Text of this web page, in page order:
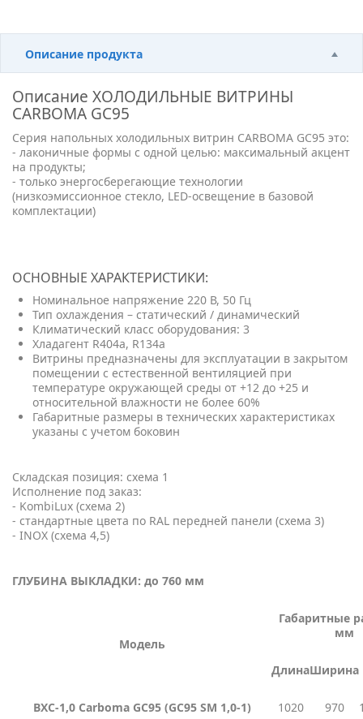
Описание продукта
Описание ХОЛОДИЛЬНЫЕ ВИТРИНЫ
CARBOMA GC95
Серия напольных холодильных витрин CARBOMA GC95 это:
- лаконичные формы с одной целью: максимальный акцент
на продукты;
- только энергосберегающие технологии
(низкоэмиссионное стекло, LED-освещение в базовой
комплектации)
ОСНОВНЫЕ ХАРАКТЕРИСТИКИ:
Номинальное напряжение 220 В, 50 Гц
Тип охлаждения – статический / динамический
Климатический класс оборудования: 3
Хладагент R404a, R134a
Витрины предназначены для эксплуатации в закрытом
помещении с естественной вентиляцией при
температуре окружающей среды от +12 до +25 и
относительной влажности не более 60%
Габаритные размеры в технических характеристиках
указаны с учетом боковин
Складская позиция: схема 1
Исполнение под заказ:
- KombiLux (схема 2)
- стандартные цвета по RAL передней панели (схема 3)
- INOX (схема 4,5)
ГЛУБИНА ВЫКЛАДКИ: до 760 мм
Модель
Габаритные
мм
ДлинаШирина
ВХС-1,0 Carboma GC95 (GC95 SM 1,0-1) 1020 970